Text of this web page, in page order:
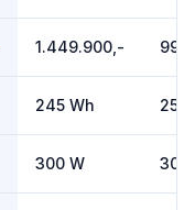
300W
1.449.900,-
245 Wh 256
300 W 300